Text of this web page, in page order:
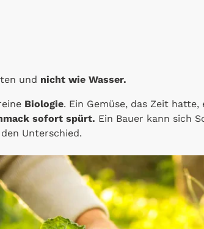
und nicht wie Wasser.
Biologie. Ein Gemüse, das Zeit
sofort spürt. Ein Bauer kann sich
Unterschied.